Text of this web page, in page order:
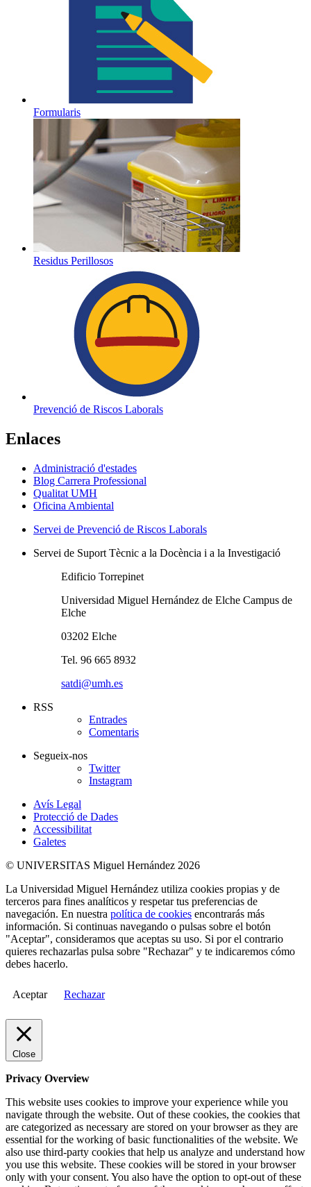
Formularis
Residus Perillosos
Prevenció de Riscos Laborals
Enlaces
Administració d'estades
Blog Carrera Professional
Qualitat UMH
Oficina Ambiental
Servei de Prevenció de Riscos Laborals
Servei de Suport Tècnic a la Docència i a la Investigació
Edificio Torrepinet
Universidad Miguel Hernández de Elche Campus de
Elche
03202 Elche
Tel. 96 665 8932
satdi@umh.es
RSS
Entrades
Comentaris
Segueix-nos
Twitter
Instagram
Avís Legal
Protecció de Dades
Accessibilitat
Galetes
© UNIVERSITAS Miguel Hernández 2026
La Universidad Miguel Hernández utiliza cookies propias y de
terceros para fines analíticos y respetar tus preferencias de
navegación. En nuestra política de cookies encontrarás más
información. Si continuas navegando o pulsas sobre el botón
"Aceptar", consideramos que aceptas su uso. Si por el contrario
quieres rechazarlas pulsa sobre "Rechazar" y te indicaremos cómo
debes hacerlo.
Aceptar Rechazar
Close
Privacy Overview
This website uses cookies to improve your experience while you
navigate through the website. Out of these cookies, the cookies that
are categorized as necessary are stored on your browser as they are
essential for the working of basic functionalities of the website. We
also use third-party cookies that help us analyze and understand how
you use this website. These cookies will be stored in your browser
only with your consent. You also have the option to opt-out of these